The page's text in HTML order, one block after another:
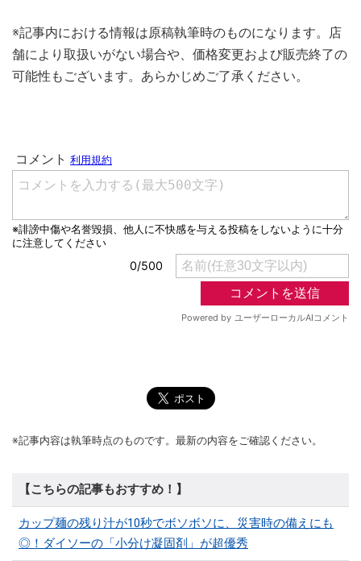
※記事内における情報は原稿執筆時のものになります。店
舗により取扱いがない場合や、価格変更および販売終了の
可能性もございます。あらかじめご了承ください。
※記事内容は執筆時点のものです。最新の内容をご確認ください。
【こちらの記事もおすすめ！】
カップ麺の残り汁が10秒でボソボソに、災害時の備えにも
◎！ダイソーの「小分け凝固剤」が超優秀